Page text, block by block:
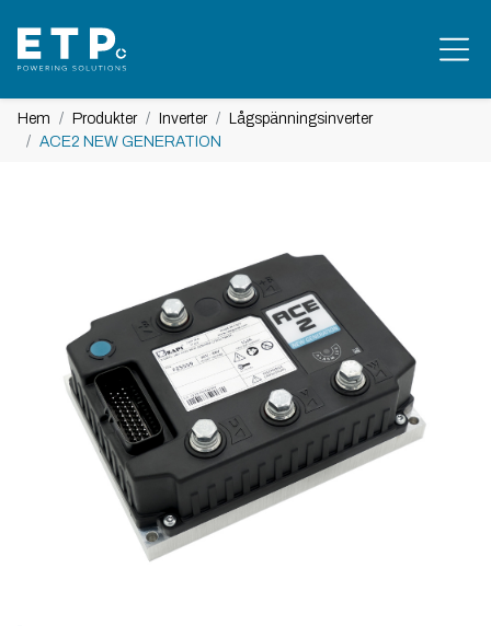
Hem Produkter Inverter
Lågspänningsinverter
ACE2 NEW GENERATION